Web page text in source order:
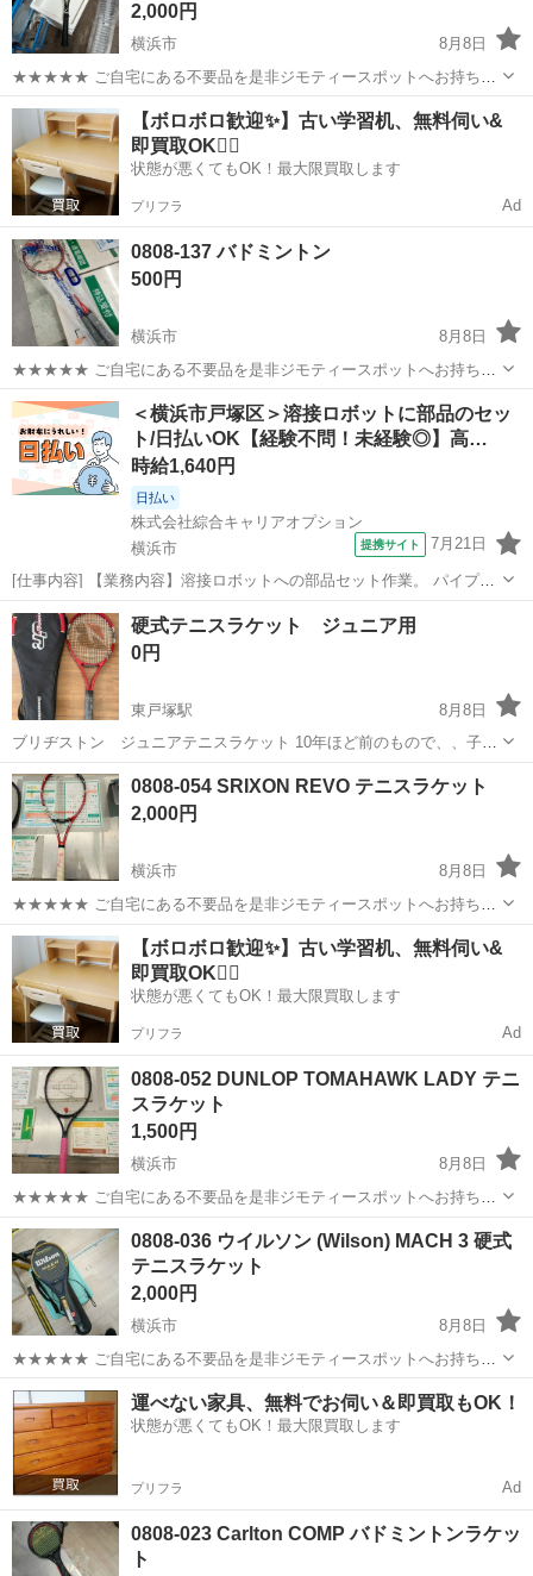
2,000円
横浜市
8月8日
★★★★★ ご自宅にある不要品を是非ジモティースポットへお持ち込
みしませんか？ 家電、趣味・スポーツ・レジャー用品、こども用品、
衣料服飾品、生活雑貨、家具、本、CD・DVDなどが無料でまとめて持
ち込めます！ ※詳細はこ...
神奈川 横浜市 テニス 現地
【ボロボロ歓迎✨】古い学習机、無料伺い&
即買取OK🙆‍♀️
状態が悪くてもOK！最大限買取します
プリフラ Ad
0808-137 バドミントン
500円
横浜市
8月8日
★★★★★ ご自宅にある不要品を是非ジモティースポットへお持ち込
みしませんか？ 家電、趣味・スポーツ・レジャー用品、こども用品、
衣料服飾品、生活雑貨、家具、本、CD・DVDなどが無料でまとめて持
ち込めます！ ※詳細はこ...
神奈川 横浜市 テニス 現地
＜横浜市戸塚区＞溶接ロボットに部品のセッ
ト/日払いOK【経験不問！未経験◎】高…
時給1,640円
日払い
株式会社綜合キャリアオプション
横浜市
提携サイト 7月21日
[仕事内容] 【業務内容】溶接ロボットへの部品セット作業。 パイプや
ワイヤーなど様々な部品を機械にセットします。 1人で3～4台の機械
を担当していただきます。 溶接後のバリ取りや簡単な溶接の手直しを
する工程もあります。 【取...
神奈川 横浜市 工場
硬式テニスラケット ジュニア用
0円
東戸塚駅
8月8日
ブリヂストン ジュニアテニスラケット 10年ほど前のもので、、子供
がスクールに数ヶ月通った時に使ったのみです。ほぼ傷などはありま
せん。 グリップテープはボロボロなので、剥がして新しいものを 購入
してまいてください。 ガッ...
神奈川 横浜市
0808-054 SRIXON REVO テニスラケット
2,000円
横浜市
8月8日
★★★★★ ご自宅にある不要品を是非ジモティースポットへお持ち込
みしませんか？ 家電、趣味・スポーツ・レジャー用品、こども用品、
衣料服飾品、生活雑貨、家具、本、CD・DVDなどが無料でまとめて持
ち込めます！ ※詳細はこ...
神奈川 横浜市 テニス REVO
【ボロボロ歓迎✨】古い学習机、無料伺い&
即買取OK🙆‍♀️
状態が悪くてもOK！最大限買取します
プリフラ Ad
0808-052 DUNLOP TOMAHAWK LADY テニ
スラケット
1,500円
横浜市
8月8日
★★★★★ ご自宅にある不要品を是非ジモティースポットへお持ち込
みしませんか？ 家電、趣味・スポーツ・レジャー用品、こども用品、
衣料服飾品、生活雑貨、家具、本、CD・DVDなどが無料でまとめて持
ち込めます！ ※詳細はこ...
神奈川 横浜市 テニスラケット
0808-036 ウイルソン (Wilson) MACH 3 硬式
テニスラケット
2,000円
横浜市
8月8日
★★★★★ ご自宅にある不要品を是非ジモティースポットへお持ち込
みしませんか？ 家電、趣味・スポーツ・レジャー用品、こども用品、
衣料服飾品、生活雑貨、家具、本、CD・DVDなどが無料でまとめて持
ち込めます！ ※詳細はこ...
神奈川 横浜市 テニス テニスラケット
運べない家具、無料でお伺い＆即買取もOK！
状態が悪くてもOK！最大限買取します
プリフラ Ad
0808-023 Carlton COMP バドミントンラケッ
ト